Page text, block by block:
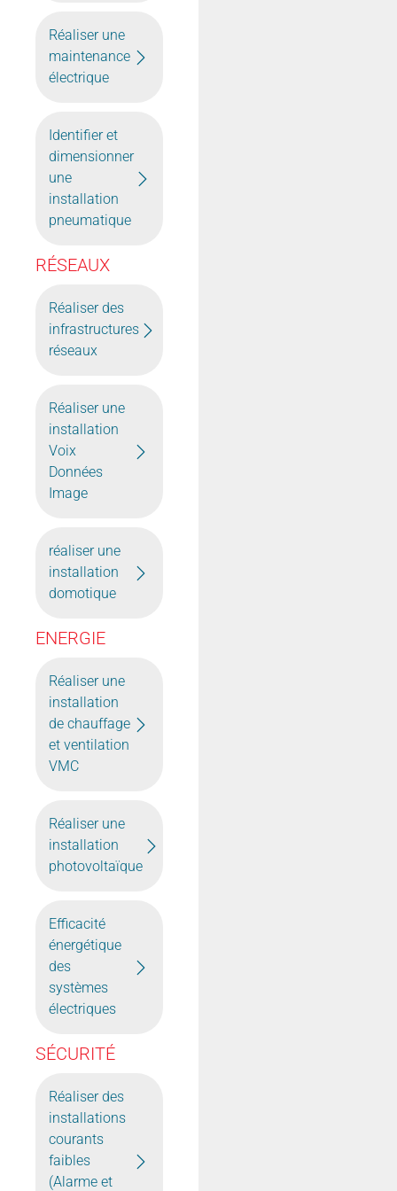
Réaliser une
maintenance
électrique
Identifier et
dimensionner
une
installation
pneumatique
RÉSEAUX
Réaliser des
infrastructures
réseaux
Réaliser une
installation
Voix
Données
Image
réaliser une
installation
domotique
ENERGIE
Réaliser une
installation
de chauffage
et ventilation
VMC
Réaliser une
installation
photovoltaïque
Efficacité
énergétique
des
systèmes
électriques
SÉCURITÉ
Réaliser des
installations
courants
faibles
(Alarme et